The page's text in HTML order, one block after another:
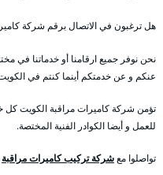
هل ترغبون في الاتصال برقم شركة
نحن نوفر جميع ارقامنا أو خدماتنا في
عنكم و عن خدمتكم أينما كنتم في
تؤمن شركة كاميرات مراقبة الكويت كل
للعمل و أيضا الكوادر الفنية المختصة.
تواصلوا معشركة تركيب كاميرات مراقبة